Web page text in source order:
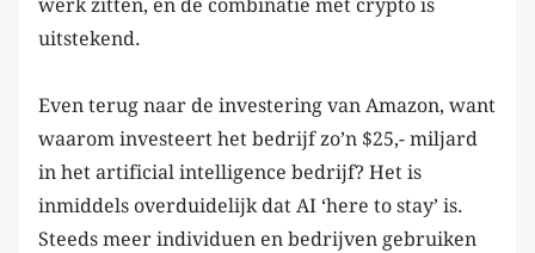
werk zitten, en de combinatie met crypto is
uitstekend.
Even terug naar de investering van Amazon, want
waarom investeert het bedrijf zo’n $25,- miljard
in het artificial intelligence bedrijf? Het is
inmiddels overduidelijk dat AI ‘here to stay’ is.
Steeds meer individuen en bedrijven gebruiken